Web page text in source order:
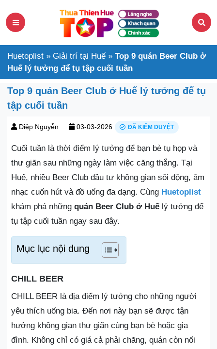
Huetoplist » Giải trí tại Huế » Top 9 quán Beer Club ở
Huế lý tưởng để tụ tập cuối tuần
Top 9 quán Beer Club ở Huế lý tưởng để tụ
tập cuối tuần
Diệp Nguyễn 03-03-2026 ĐÃ KIỂM DUYỆT
Cuối tuần là thời điểm lý tưởng để bạn bè tụ họp và
thư giãn sau những ngày làm việc căng thẳng. Tại
Huế, nhiều Beer Club đầu tư không gian sôi động, âm
nhạc cuốn hút và đồ uống đa dạng. Cùng Huetoplist
khám phá những quán Beer Club ở Huếlý tưởng để
tụ tập cuối tuần ngay sau đây.
Mục lục nội dung
CHILL BEER
CHILL BEER là địa điểm lý tưởng cho những người
yêu thích uống bia. Đến nơi này bạn sẽ được tận
hưởng không gian thư giãn cùng bạn bè hoặc gia
đình. Không chỉ có giá cả phải chăng, quán còn nổi